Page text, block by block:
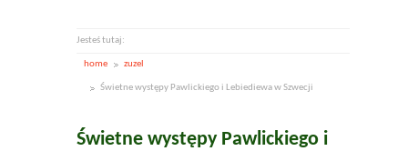
Jesteś tutaj:
home zuzel
Świetne występy Pawlickiego i Lebiediewa w Szwecji
Świetne występy Pawlickiego i